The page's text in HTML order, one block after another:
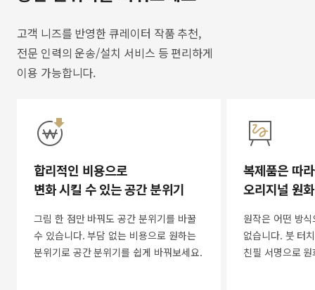
고객 니즈를 반영한 큐레이터 작품 추천,
전문 인력의 운송/설치 서비스 등 편리하게
이용 가능합니다.
합리적인 비용으로
변화 시킬 수 있는 공간 분위기
그림 한 점만 바꿔도 공간 분위기를 바꿀
수 있습니다. 부담 없는 비용으로 원하는
분위기로 공간 분위기를 쉽게 바꿔보세요.
복제품은 따
오리지널 원
원작은 어떤 방
없습니다. 붓 터
친필 서명으로